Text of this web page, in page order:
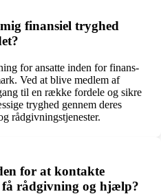
finansiel tryghed
for ansatte inden for finans-
Ved at blive medlem af
til en række fordele og sikre
tryghed gennem deres
rådgivningstjenester.
for at kontakte
rådgivning og hjælp?